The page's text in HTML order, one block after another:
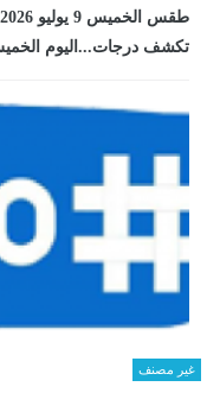
تكشف درجات...اليوم الخميس، 9 يوليو 2026
غير مصنف